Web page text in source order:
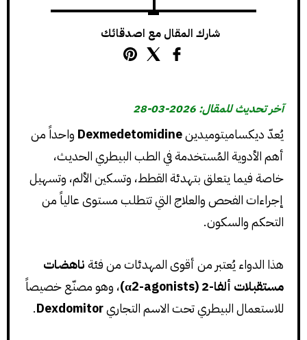
شارك المقال مع اصدقائك
آخر تحديث للمقال: 2026-03-28
يُعدّ ديكساميتوميدينDexmedetomidine واحداً من
أهم الأدوية المُستخدمة في الطب البيطري الحديث،
خاصة فيما يتعلق بتهدئة القطط، وتسكين الألم، وتسهيل
إجراءات الفحص والعلاج التي تتطلب مستوى عالياً من
التحكم والسكون.
هذا الدواء يُعتبر من أقوى المهدئات من فئةناهضات
مستقبلات ألفا-2 (α2-agonists)
، وهو مصنّع خصيصاً
للاستعمال البيطري تحت الاسم التجاريDexdomitor
.